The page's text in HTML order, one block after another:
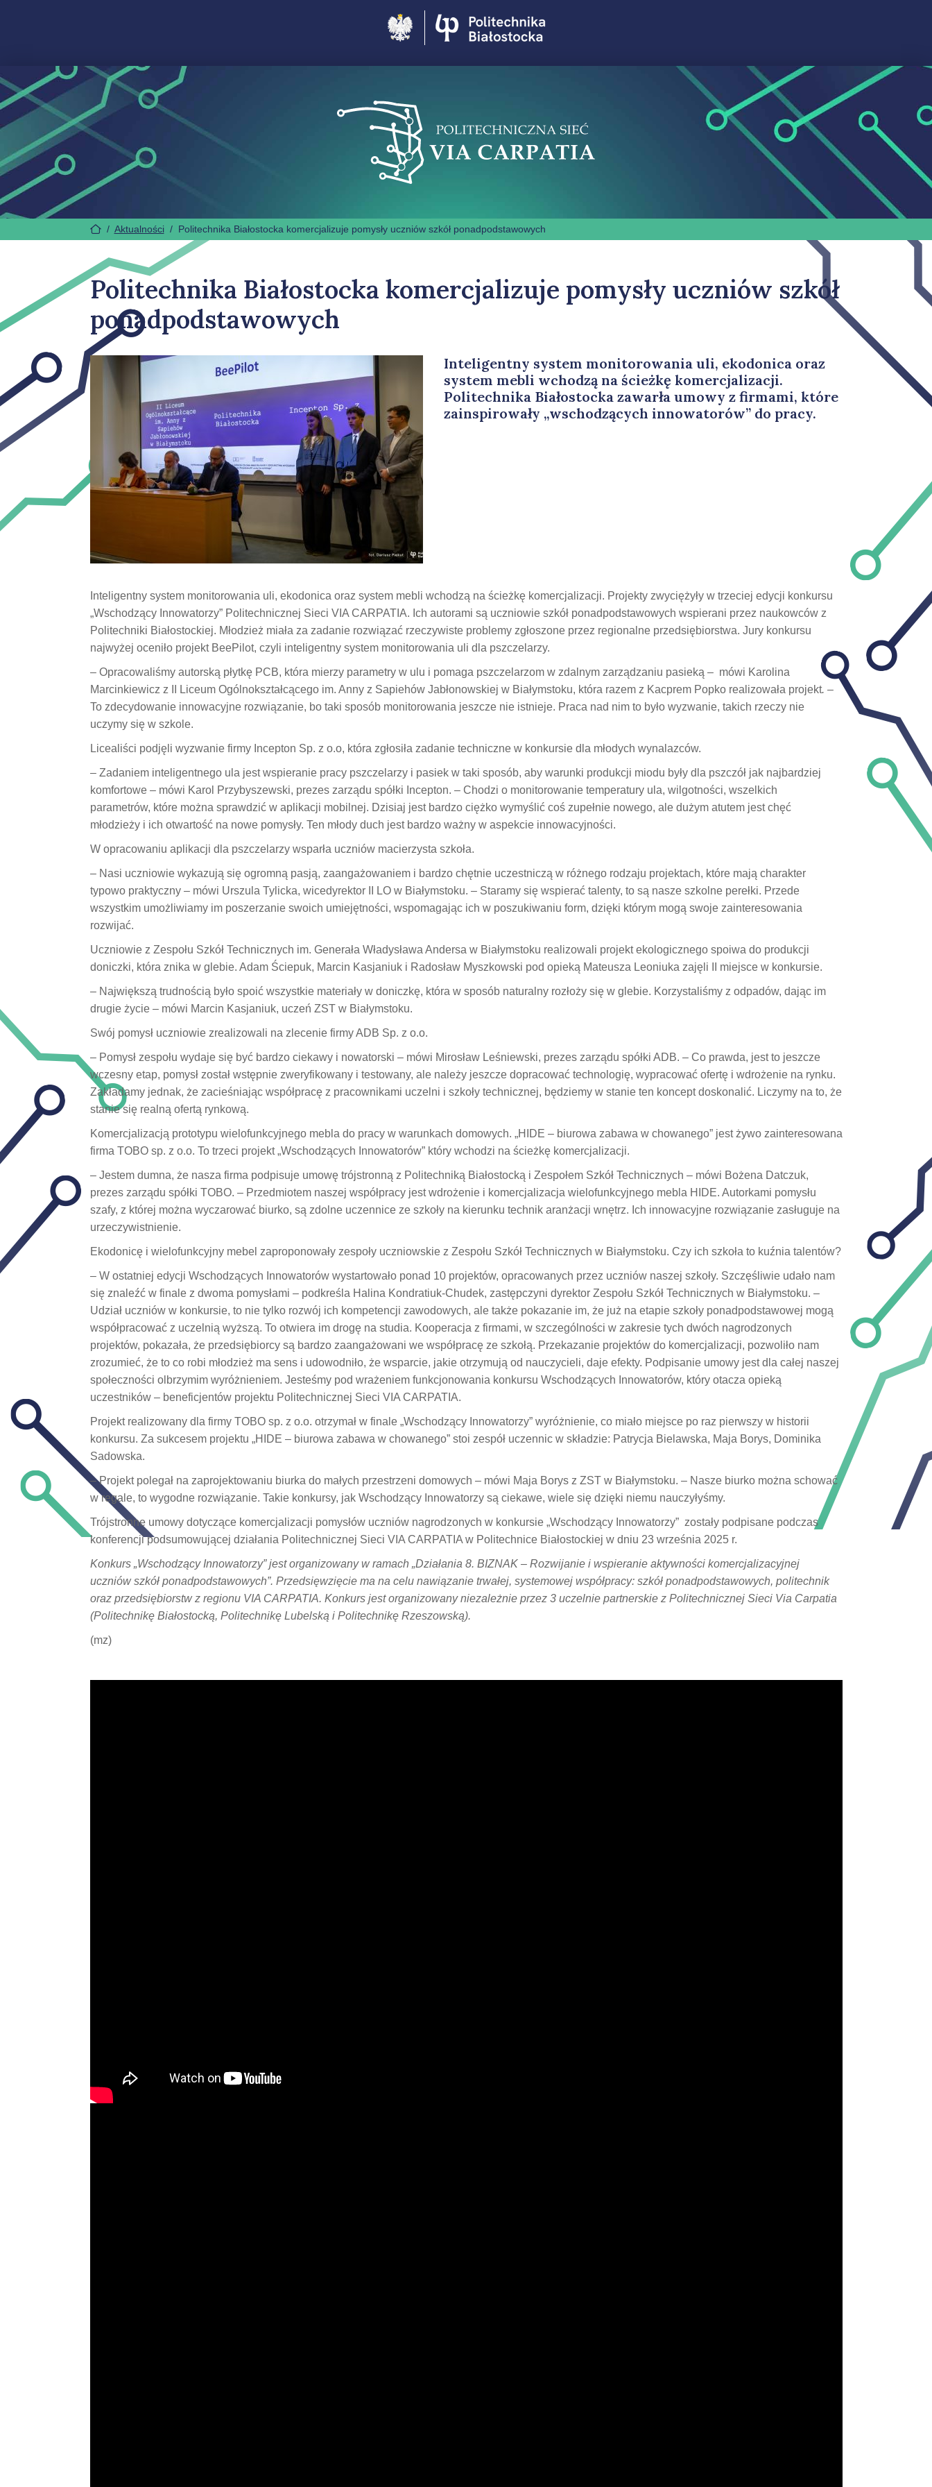
/ Aktualności/ Politechnika Białostocka komercjalizuje pomysły uczniów szkół ponadpodstawowych
Politechnika Białostocka komercjalizuje pomysły uczniów szkół
ponadpodstawowych
Inteligentny system monitorowania uli, ekodonica oraz
system mebli wchodzą na ścieżkę komercjalizacji.
Politechnika Białostocka zawarła umowy z firmami, które
zainspirowały „wschodzących innowatorów” do pracy.
Inteligentny system monitorowania uli, ekodonica oraz system mebli wchodzą na ścieżkę komercjalizacji. Projekty zwyciężyły w trzeciej edycji konkursu
„Wschodzący Innowatorzy” Politechnicznej Sieci VIA CARPATIA. Ich autorami są uczniowie szkół ponadpodstawowych wspierani przez naukowców z
Politechniki Białostockiej. Młodzież miała za zadanie rozwiązać rzeczywiste problemy zgłoszone przez regionalne przedsiębiorstwa. Jury konkursu
najwyżej oceniło projekt BeePilot, czyli inteligentny system monitorowania uli dla pszczelarzy.
– Opracowaliśmy autorską płytkę PCB, która mierzy parametry w ulu i pomaga pszczelarzom w zdalnym zarządzaniu pasieką –mówi Karolina
Marcinkiewicz z II Liceum Ogólnokształcącego im. Anny z Sapiehów Jabłonowskiej w Białymstoku, która razem z Kacprem Popko realizowała projekt. –
To zdecydowanie innowacyjne rozwiązanie, bo taki sposób monitorowania jeszcze nie istnieje. Praca nad nim to było wyzwanie, takich rzeczy nie
uczymy się w szkole.
Licealiści podjęli wyzwanie firmy Incepton Sp. z o.o, która zgłosiła zadanie techniczne w konkursie dla młodych wynalazców.
– Zadaniem inteligentnego ula jest wspieranie pracy pszczelarzy i pasiek w taki sposób, aby warunki produkcji miodu były dla pszczół jak najbardziej
komfortowe – mówi Karol Przybyszewski, prezes zarządu spółki Incepton. – Chodzi o monitorowanie temperatury ula, wilgotności, wszelkich
parametrów, które można sprawdzić w aplikacji mobilnej. Dzisiaj jest bardzo ciężko wymyślić coś zupełnie nowego, ale dużym atutem jest chęć
młodzieży i ich otwartość na nowe pomysły. Ten młody duch jest bardzo ważny w aspekcie innowacyjności.
W opracowaniu aplikacji dla pszczelarzy wsparła uczniów macierzysta szkoła.
– Nasi uczniowie wykazują się ogromną pasją, zaangażowaniem i bardzo chętnie uczestniczą w różnego rodzaju projektach, które mają charakter
typowo praktyczny – mówi Urszula Tylicka, wicedyrektor II LO w Białymstoku. – Staramy się wspierać talenty, to są nasze szkolne perełki. Przede
wszystkim umożliwiamy im poszerzanie swoich umiejętności, wspomagając ich w poszukiwaniu form, dzięki którym mogą swoje zainteresowania
rozwijać.
Uczniowie z Zespołu Szkół Technicznych im. Generała Władysława Andersa w Białymstoku realizowali projekt ekologicznego spoiwa do produkcji
doniczki, która znika w glebie. Adam Ściepuk, Marcin Kasjaniuk i Radosław Myszkowski pod opieką Mateusza Leoniuka zajęli II miejsce w konkursie.
– Największą trudnością było spoić wszystkie materiały w doniczkę, która w sposób naturalny rozłoży się w glebie. Korzystaliśmy z odpadów, dając im
drugie życie – mówi Marcin Kasjaniuk, uczeń ZST w Białymstoku.
Swój pomysł uczniowie zrealizowali na zlecenie firmy ADB Sp. z o.o.
– Pomysł zespołu wydaje się być bardzo ciekawy i nowatorski – mówi Mirosław Leśniewski, prezes zarządu spółki ADB. – Co prawda, jest to jeszcze
wczesny etap, pomysł został wstępnie zweryfikowany i testowany, ale należy jeszcze dopracować technologię, wypracować ofertę i wdrożenie na rynku.
Zakładamy jednak, że zacieśniając współpracę z pracownikami uczelni i szkoły technicznej, będziemy w stanie ten koncept doskonalić. Liczymy na to, że
stanie się realną ofertą rynkową.
Komercjalizacją prototypu wielofunkcyjnego mebla do pracy w warunkach domowych. „HIDE – biurowa zabawa w chowanego” jest żywo zainteresowana
firma TOBO sp. z o.o. To trzeci projekt „Wschodzących Innowatorów” który wchodzi na ścieżkę komercjalizacji.
– Jestem dumna, że nasza firma podpisuje umowę trójstronną z Politechniką Białostocką i Zespołem Szkół Technicznych – mówi Bożena Datczuk,
prezes zarządu spółki TOBO. – Przedmiotem naszej współpracy jest wdrożenie i komercjalizacja wielofunkcyjnego mebla HIDE. Autorkami pomysłu
szafy, z której można wyczarować biurko, są zdolne uczennice ze szkoły na kierunku technik aranżacji wnętrz. Ich innowacyjne rozwiązanie zasługuje na
urzeczywistnienie.
Ekodonicę i wielofunkcyjny mebel zaproponowały zespoły uczniowskie z Zespołu Szkół Technicznych w Białymstoku. Czy ich szkoła to kuźnia talentów?
– W ostatniej edycji Wschodzących Innowatorów wystartowało ponad 10 projektów, opracowanych przez uczniów naszej szkoły. Szczęśliwie udało nam
się znaleźć w finale z dwoma pomysłami – podkreśla Halina Kondratiuk-Chudek, zastępczyni dyrektor Zespołu Szkół Technicznych w Białymstoku. –
Udział uczniów w konkursie, to nie tylko rozwój ich kompetencji zawodowych, ale także pokazanie im, że już na etapie szkoły ponadpodstawowej mogą
współpracować z uczelnią wyższą. To otwiera im drogę na studia. Kooperacja z firmami, w szczególności w zakresie tych dwóch nagrodzonych
projektów, pokazała, że przedsiębiorcy są bardzo zaangażowani we współpracę ze szkołą. Przekazanie projektów do komercjalizacji, pozwoliło nam
zrozumieć, że to co robi młodzież ma sens i udowodniło, że wsparcie, jakie otrzymują od nauczycieli, daje efekty. Podpisanie umowy jest dla całej naszej
społeczności olbrzymim wyróżnieniem. Jesteśmy pod wrażeniem funkcjonowania konkursu Wschodzących Innowatorów, który otacza opieką
uczestników – beneficjentów projektu Politechnicznej Sieci VIA CARPATIA.
Projekt realizowany dla firmy TOBO sp. z o.o. otrzymał w finale „Wschodzący Innowatorzy” wyróżnienie, co miało miejsce po raz pierwszy w historii
konkursu. Za sukcesem projektu „HIDE – biurowa zabawa w chowanego” stoi zespół uczennic w składzie: Patrycja Bielawska, Maja Borys, Dominika
Sadowska.
– Projekt polegał na zaprojektowaniu biurka do małych przestrzeni domowych – mówi Maja Borys z ZST w Białymstoku. – Nasze biurko można schować
w regale, to wygodne rozwiązanie. Takie konkursy, jak Wschodzący Innowatorzy są ciekawe, wiele się dzięki niemu nauczyłyśmy.
Trójstronne umowy dotyczące komercjalizacji pomysłów uczniów nagrodzonych w konkursie „Wschodzący Innowatorzy” zostały podpisane podczas
konferencji podsumowującej działania Politechnicznej Sieci VIA CARPATIA w Politechnice Białostockiej w dniu 23 września 2025 r.
Konkurs „Wschodzący Innowatorzy” jest organizowany w ramach „Działania 8. BIZNAK – Rozwijanie i wspieranie aktywności komercjalizacyjnej
uczniów szkół ponadpodstawowych”. Przedsięwzięcie ma na celu nawiązanie trwałej, systemowej współpracy: szkół ponadpodstawowych, politechnik
oraz przedsiębiorstw z regionu VIA CARPATIA. Konkurs jest organizowany niezależnie przez 3 uczelnie partnerskie z Politechnicznej Sieci Via Carpatia
(Politechnikę Białostocką, Politechnikę Lubelską i Politechnikę Rzeszowską).
(mz)